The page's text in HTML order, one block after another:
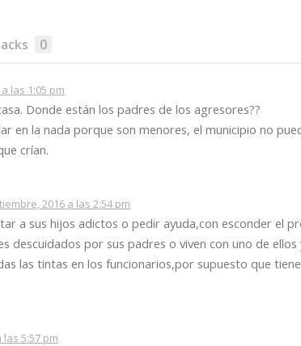
0
las 1:05 pm
Donde están los padres de los agresores??
en la nada porque son menores, el municipio no
crían.
2016 a las 2:54 pm
a sus hijos adictos o pedir ayuda,con esconder el
descuidados por sus padres o viven con uno de
las tintas en los funcionarios,por supuesto que
5:57 pm